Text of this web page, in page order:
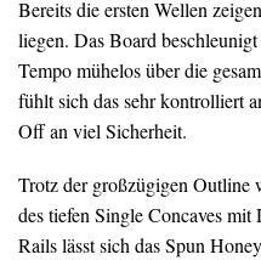
Bereits die ersten Wellen
liegen. Das Board
Tempo mühelos über die
fühlt sich das sehr kontrolliert
Off an viel Sicherheit.
Trotz der großzügigen Outline
des tiefen Single Concaves
Rails lässt sich das Spun